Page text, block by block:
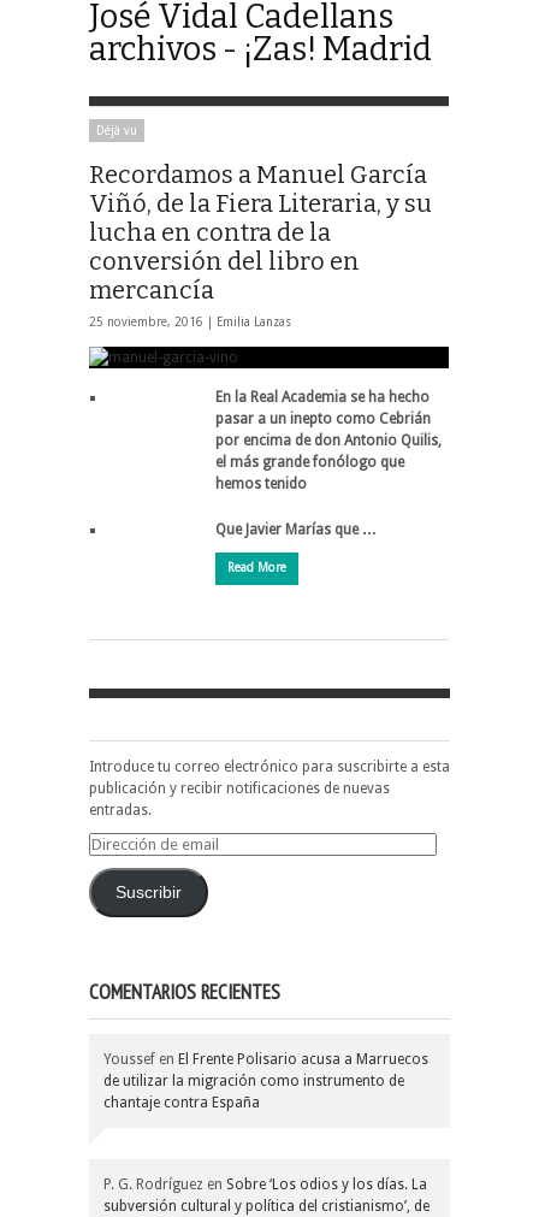
José Vidal Cadellans
archivos - ¡Zas! Madrid
Déjà vu
Recordamos a Manuel García
Viñó, de la Fiera Literaria, y su
lucha en contra de la
conversión del libro en
mercancía
25 noviembre, 2016 | Emilia Lanzas
En la Real Academia se ha hecho
pasar a un inepto como Cebrián
por encima de don Antonio Quilis,
el más grande fonólogo que
hemos tenido
Que Javier Marías que …
Read More
Introduce tu correo electrónico para suscribirte a esta
publicación y recibir notificaciones de nuevas
entradas.
Dirección
emailSuscribir
COMENTARIOS RECIENTES
Youssef en El Frente Polisario acusa a Marruecos
de utilizar la migración como instrumento de
chantaje contra España
P. G. Rodríguez en Sobre ‘Los odios y los días. La
subversión cultural y política del cristianismo’, de